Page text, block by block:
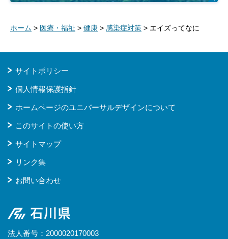
ホーム > 医療・福祉 > 健康 > 感染症対策 > エイズってなに
サイトポリシー
個人情報保護指針
ホームページのユニバーサルデザインについて
このサイトの使い方
サイトマップ
リンク集
お問い合わせ
石川県
法人番号：2000020170003